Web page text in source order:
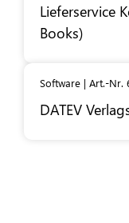
Lieferservice
Books)
Software | Art.-Nr.
DATEV